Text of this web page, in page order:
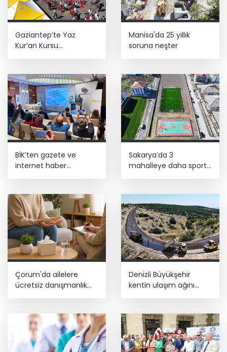
Gaziantep’te Yaz
Kur’an Kursu
öğrencilerine bisikletli
Manisa'da 25 yıllık
soruna neşter
BİK’ten gazete ve
internet haber
Sakarya’da 3
mahalleye daha sportif
Çorum'da ailelere
ücretsiz danışmanlık
Denizli Büyükşehir
kentin ulaşım ağını